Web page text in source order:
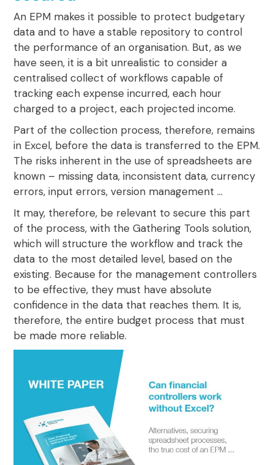
An EPM makes it possible to protect budgetary
data and to have a stable repository to control
the performance of an organisation. But, as we
have seen,it is a bit unrealistic to consider a
centralised collect of workflows capable of
tracking each expense incurred, each hour
charged to a project, each projected income.
Part of the collection process, therefore, remains
in Excel, before the data is transferred to the EPM.
The risks inherent in the use of spreadsheets are
known – missing data, inconsistent data, currency
errors, input errors, version management …
It may, therefore, be relevant to secure this part
of the process, with the Gathering Tools solution,
which will structure the workflow and track the
data to the most detailed level, based on the
existing. Because for the management controllers
to be effective, they must have absolute
confidence in the data that reaches them. It is,
therefore, the entire budget process that must
be made more reliable.